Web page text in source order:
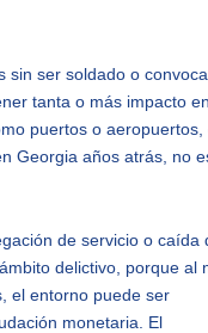
sin ser soldado o
tanta o más impacto
puertos o aeropuertos,
Georgia años atrás, no
de servicio o caída
delictivo, porque al
el entorno puede ser
monetaria. El